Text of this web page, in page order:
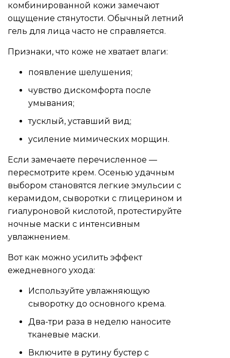
комбинированной кожи замечают
ощущение стянутости. Обычный летний
гель для лица часто не справляется.
Признаки, что коже не хватает влаги:
появление шелушения;
чувство дискомфорта после
умывания;
тусклый, уставший вид;
усиление мимических морщин.
Если замечаете перечисленное —
пересмотрите крем. Осенью удачным
выбором становятся легкие эмульсии с
керамидом, сыворотки с глицерином и
гиалуроновой кислотой, протестируйте
ночные маски с интенсивным
увлажнением.
Вот как можно усилить эффект
ежедневного ухода:
Используйте увлажняющую
сыворотку до основного крема.
Два-три раза в неделю наносите
тканевые маски.
Включите в рутину бустер с